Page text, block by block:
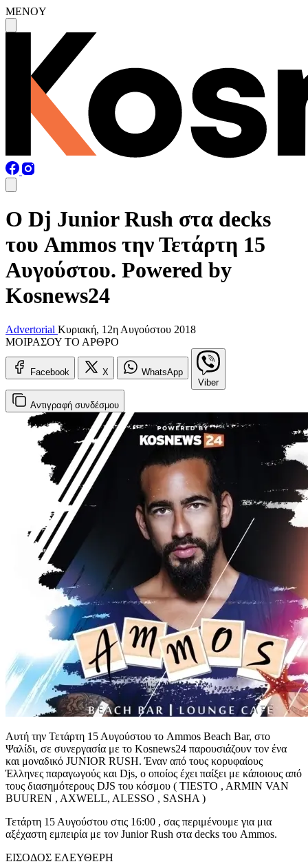
MENOY
O Dj Junior Rush στα decks
του Ammos την Τετάρτη 15
Αυγούστου. Powered by
Kosnews24
Advertorial Κυριακή, 12η Αυγούστου 2018
ΜΟΙΡΑΣΟΥ ΤΟ ΑΡΘΡΟ
Facebook X
WhatsApp
Viber
Αντιγραφή συνδέσμου
Αυτή την Τετάρτη 15 Αυγούστου το Ammos Beach Bar, στο
Ψαλίδι, σε συνεργασία με το Kosnews24 παρουσιάζουv τον ένα
και μοναδικό JUNIOR RUSH. Έναν από τους κορυφαίους
Έλληνες παραγωγούς και Djs, ο οποίος έχει παίξει με κάποιους από
τους διασημότερους DJS του κόσμου ( TIESTO , ARMIN VAN
BUUREN , AXWELL, ALESSO , SASHA )
Τετάρτη 15 Αυγούστου στις 16:00 , σας περιμένουμε για μια
αξέχαστη εμπειρία με τον Junior Rush στα decks του Ammos.
ΕΙΣΟΔΟΣ ΕΛΕΥΘΕΡΗ